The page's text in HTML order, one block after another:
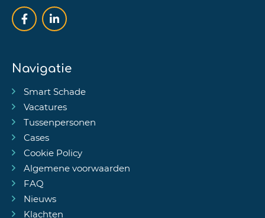
Navigatie
Smart Schade
Vacatures
Tussenpersonen
Cases
Cookie Policy
Algemene voorwaarden
FAQ
Nieuws
Klachten